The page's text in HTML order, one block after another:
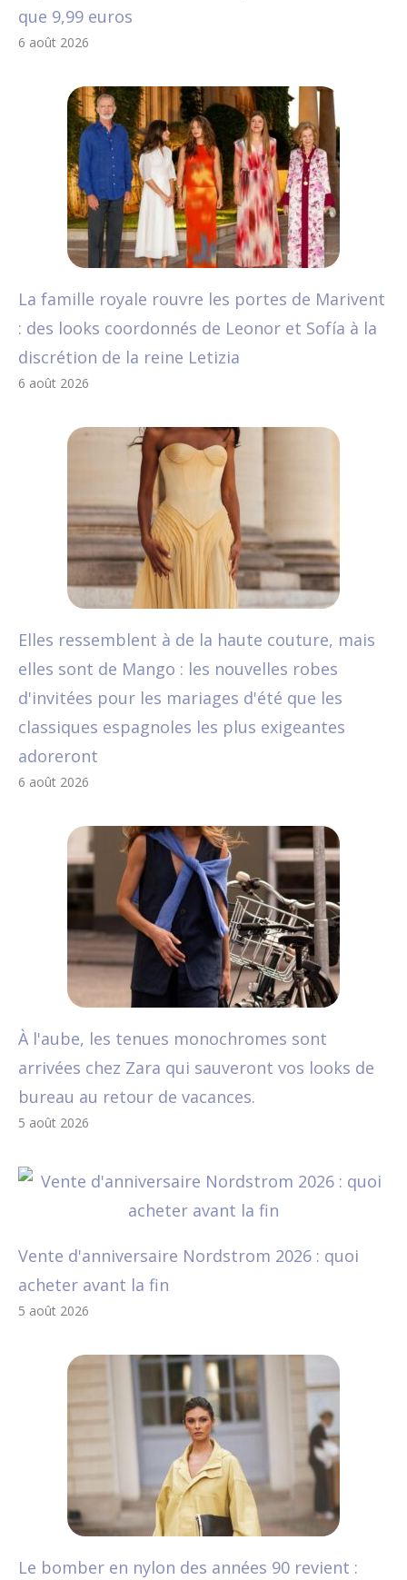
que 9,99 euros
6 août 2026
La famille royale rouvre les portes de Marivent
: des looks coordonnés de Leonor et Sofía à la
discrétion de la reine Letizia
6 août 2026
Elles ressemblent à de la haute couture, mais
elles sont de Mango : les nouvelles robes
d'invitées pour les mariages d'été que les
classiques espagnoles les plus exigeantes
adoreront
6 août 2026
À l'aube, les tenues monochromes sont
arrivées chez Zara qui sauveront vos looks de
bureau au retour de vacances.
5 août 2026
Vente d'anniversaire Nordstrom 2026 : quoi
acheter avant la fin
5 août 2026
Le bomber en nylon des années 90 revient :